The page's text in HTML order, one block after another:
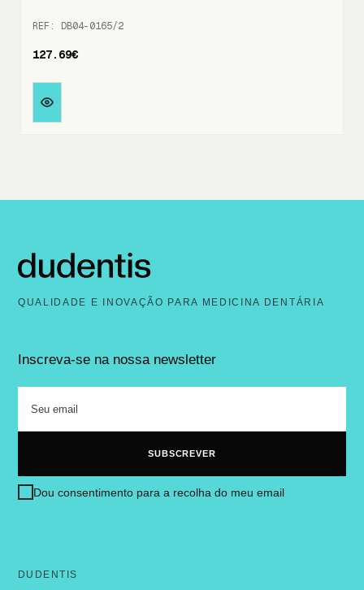
REF: DB04-0165/2
127.69€
QUALIDADE E INOVAÇÃO PARA MEDICINA DENTÁRIA
Inscreva-se na nossa newsletter
Dou consentimento para a recolha do meu email
DUDENTIS